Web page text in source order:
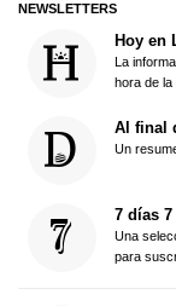
NEWSLETTERS
Hoy en
La
hora de la
Al final
Un
7 días
Una
para